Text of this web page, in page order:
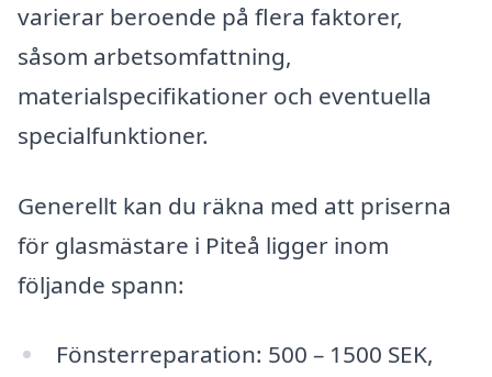
varierar beroende på flera faktorer,
såsom arbetsomfattning,
materialspecifikationer och eventuella
specialfunktioner.
Generellt kan du räkna med att priserna
för glasmästare i Piteå ligger inom
följande spann:
Fönsterreparation: 500 – 1500 SEK,